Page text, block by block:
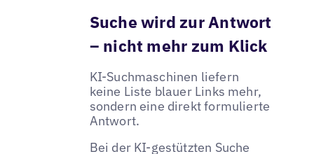
Suche wird zur Antwort
– nicht mehr zum Klick
KI-Suchmaschinen liefern
keine Liste blauer Links mehr,
sondern eine direkt formulierte
Antwort.
Bei der KI-gestützten Suche